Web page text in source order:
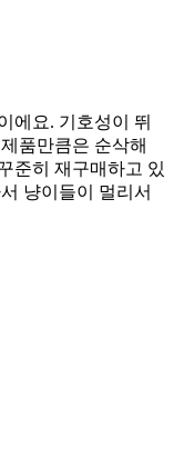
에요. 기호성이 뛰
품만큼은 순삭해
준히 재구매하고 있
냥이들이 멀리서